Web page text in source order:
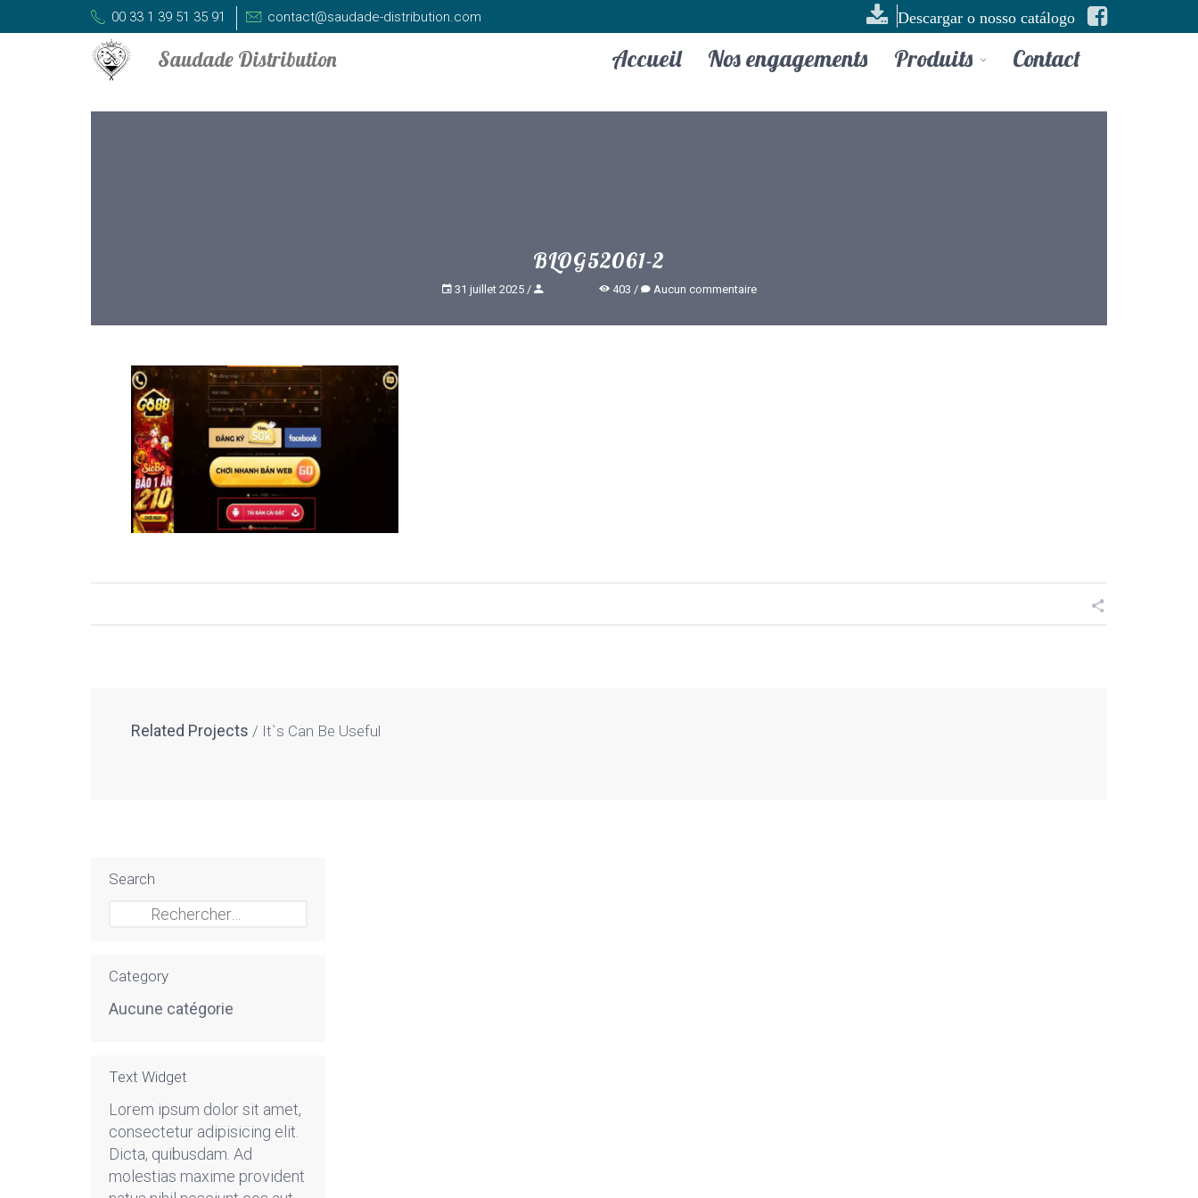
00 33 1 39 51 35 91 contact@saudade-distribution.com Descargar o nosso catálogo
Accueil Nos engagements Produits Contact
BLOG52061-2
31 juillet 2025 403 Aucun commentaire
Related Projects It`s Can Be Useful
Search
Rechercher :
Category
Aucune catégorie
Text Widget
Lorem ipsum dolor sit amet,
consectetur adipisicing elit.
Dicta, quibusdam. Ad
molestias maxime provident